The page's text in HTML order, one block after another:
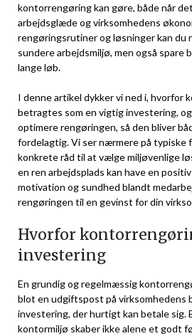
kontorrengøring kan gøre, både når
arbejdsglæde og virksomhedens
rengøringsrutiner og løsninger kan du
sundere arbejdsmiljø, men også spare
lange løb.
I denne artikel dykker vi ned i, hvorfor
betragtes som en vigtig investering,
optimere rengøringen, så den bliver
fordelagtig. Vi ser nærmere på typiske
konkrete råd til at vælge miljøvenlige
en ren arbejdsplads kan have en
motivation og sundhed blandt
rengøringen til en gevinst for din
Hvorfor
investering
En grundig og regelmæssig
blot en udgiftspost på virksomhedens
investering, der hurtigt kan betale sig.
kontormiljø skaber ikke alene et godt